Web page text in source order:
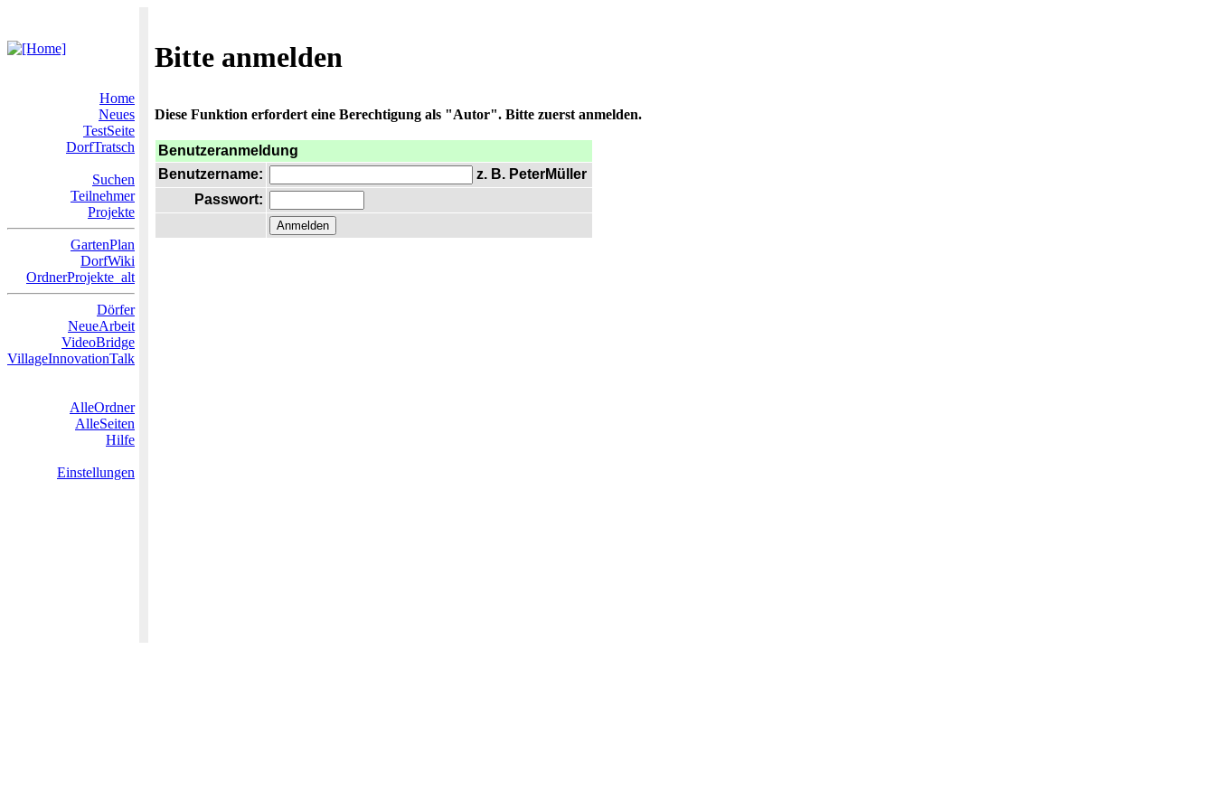
Bitte anmelden
Home
Neues
TestSeite
DorfTratsch
Suchen
Teilnehmer
Projekte
GartenPlan
DorfWiki
OrdnerProjekte_alt
Dörfer
NeueArbeit
VideoBridge
VillageInnovationTalk
AlleOrdner
AlleSeiten
Hilfe
Einstellungen
Diese Funktion erfordert eine Berechtigung als "Autor". Bitte zuerst anmelden.
Benutzeranmeldung
Benutzername:
z. B. PeterMüller
Passwort: